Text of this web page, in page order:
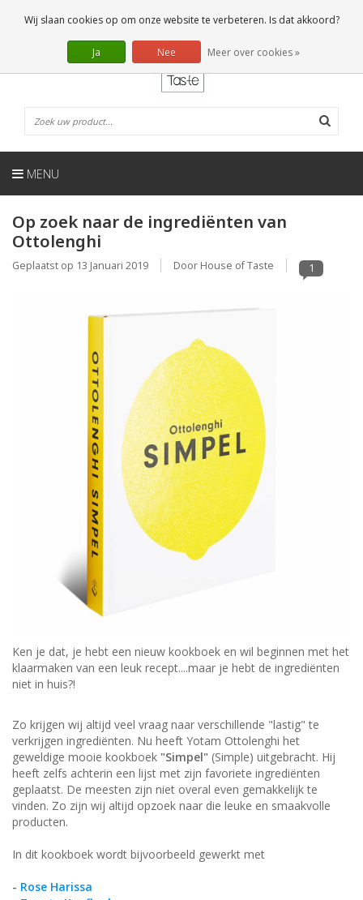
0 Artikelen
NL
MENU
Op zoek naar de ingrediënten van
Ottolenghi
Geplaatst op 13 Januari 2019 Door House of Taste 1
Ken je dat, je hebt een nieuw kookboek en wil beginnen met het
klaarmaken van een leuk recept....maar je hebt de ingrediënten
niet in huis?!
Zo krijgen wij altijd veel vraag naar verschillende "lastig" te
verkrijgen ingrediënten. Nu heeft Yotam Ottolenghi het
geweldige mooie kookboek "Simpel" (Simple) uitgebracht. Hij
heeft zelfs achterin een lijst met zijn favoriete ingrediënten
geplaatst. De meesten zijn niet overal even gemakkelijk te
vinden. Zo zijn wij altijd opzoek naar die leuke en smaakvolle
producten.
In dit kookboek wordt bijvoorbeeld gewerkt met
- Rose Harissa
Wij slaan cookies op om onze website te verbeteren. Is dat akkoord?
Ja Nee Meer over cookies »